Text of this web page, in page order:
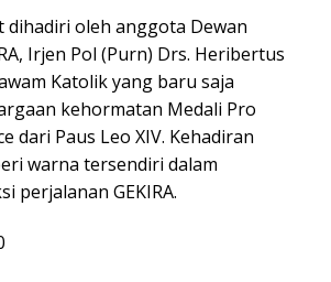
dihadiri oleh anggota Dewan
Irjen Pol (Purn) Drs. Heribertus
Katolik yang baru saja
kehormatan Medali Pro
dari Paus Leo XIV. Kehadiran
warna tersendiri dalam
perjalanan GEKIRA.